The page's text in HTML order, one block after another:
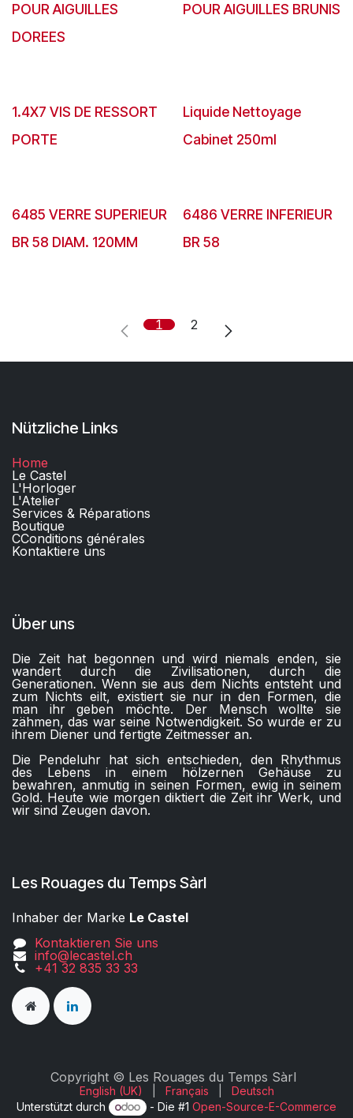
POUR AIGUILLES
DOREES
POUR AIGUILLES BRUNIS
1.4X7 VIS DE RESSORT
PORTE
Liquide Nettoyage
Cabinet 250ml
6485 VERRE SUPERIEUR
BR 58 DIAM. 120MM
6486 VERRE INFERIEUR
BR 58
1 2
Nützliche Links
Home
Le Castel
L'Horloger
L'Atelier
Services & Réparations
Boutique
CConditions générales
Kontaktiere uns​
Über uns
Die Zeit hat begonnen und wird niemals enden, sie
wandert durch die Zivilisationen, durch die
Generationen. Wenn sie aus dem Nichts entsteht und
zum Nichts eilt, existiert sie nur in den Formen, die
man ihr geben möchte. Der Mensch wollte sie
zähmen, das war seine Notwendigkeit. So wurde er zu
ihrem Diener und fertigte Zeitmesser an.
Die Pendeluhr hat sich entschieden, den Rhythmus
des Lebens in einem hölzernen Gehäuse zu
bewahren, anmutig in seinen Formen, ewig in seinem
Gold. Heute wie morgen diktiert die Zeit ihr Werk, und
wir sind Zeugen davon.
Les Rouages du Temps Sàrl
Inhaber der Marke Le Castel
Kontaktieren Sie uns
info@lecastel.ch
+41 32 835 33 33
Copyright © Les Rouages du Temps Sàrl
English (UK) Français
Deutsch
Unterstützt durch
- Die #1Open-Source-E-Commerce